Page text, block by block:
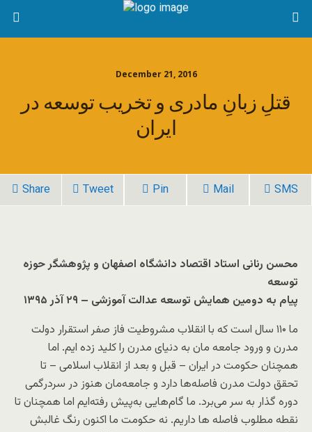
December 21, 2016
قتلِ زبانِ مادری و تخریب توسعه در
ایران
Share Tweet Pin Mail SMS
محسن رنانی استاد اقتصاد دانشگاه اصفهان و پژوهشگر حوزه
توسعه
پیام به دومین همایش توسعه عدالت آموزشی – ۲۹ آذر ۱۳۹۵
ما ۱۱۰ سال است که با انقلاب مشروطیت فاز صفر استقرار دولت
مدرن و ورود جامعه مان به دنیای مدرن را کلید زده ایم. اما
همچنان حکومت در ایران – قبل و بعد از انقلاب اسلامی – تا
تحقق دولت مدرن فاصله‌ها دارد و جامعه‌مان هنوز در سردرگمی
دوره گذار به سر می‌برد. ما گام‌هایی به‌پیش رفته‌ایم اما همچنان تا
نقطه مطلوب فاصله ها داریم. نه حکومت ما اکنون رنگ غالبش